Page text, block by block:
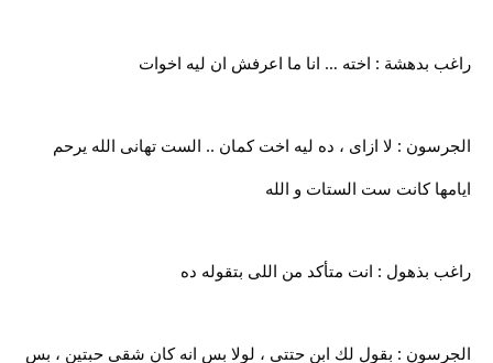
راغب بدهشة : اخته … انا ما اعرفش ان ليه اخوات
الجرسون : لا ازاى ، ده ليه اخت كمان .. الست تهانى الله يرحم
ايامها كانت ست الستات و الله
راغب بذهول : انت متأكد من اللى بتقوله ده
الجرسون : بقول لك ابن حتتى ، لولا بس انه كان شقى حبتين ، بس